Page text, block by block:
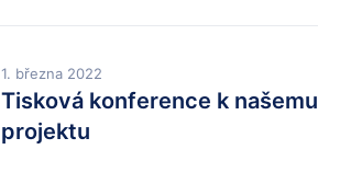
1. března 2022
Tisková konference k našemu
projektu